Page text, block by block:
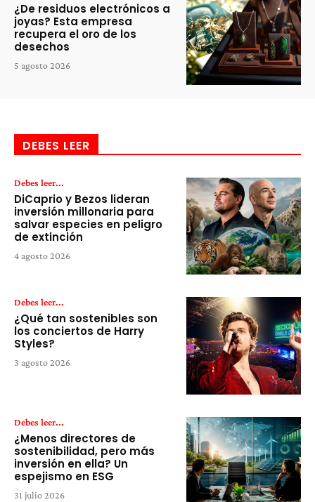
¿De residuos electrónicos a
joyas? Esta empresa
recupera el oro de los
desechos
5 agosto 2026
DEBES LEER
Debes leer...
DiCaprio y Bezos lideran
inversión millonaria para
salvar especies en peligro
de extinción
4 agosto 2026
Debes leer...
¿Qué tan sostenibles son
los conciertos de Harry
Styles?
3 agosto 2026
Debes leer...
¿Menos directores de
sostenibilidad, pero más
inversión en ella? Un
espejismo en ESG
31 julio 2026